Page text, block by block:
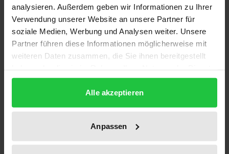
analysieren. Außerdem geben wir Informationen zu Ihrer
Verwendung unserer Website an unsere Partner für
soziale Medien, Werbung und Analysen weiter. Unsere
Partner führen diese Informationen möglicherweise mit
weiteren Daten zusammen, die Sie ihnen bereitgestellt
gesammelt haben.
Alle akzeptieren
Anpassen
Edition
1
978-3-7890-2571-6
Publication Date
Year of Publication